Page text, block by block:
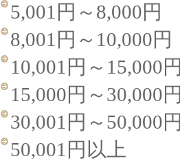
5,001円～8,000円
8,001円～10,000円
10,001円～15,000円
15,000円～30,000円
30,001円～50,000円
50,001円以上